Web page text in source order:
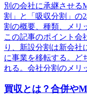
別の会社に承継させる
割」と「吸収分割」の
割の概要、種類、メリ
この記事のポイント会
り、新設分割は新会社
に事業を移転する。ど
れる。会社分割のメリ
買収とは？合併や